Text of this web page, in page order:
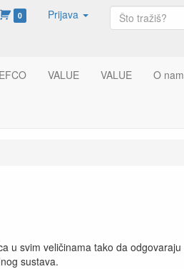
0 Prijava
VALUE VALUE O
u svim veličinama tako da
sustava.